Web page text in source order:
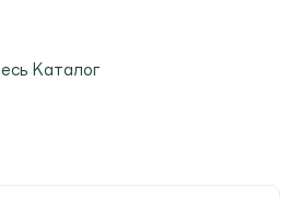
Каталог